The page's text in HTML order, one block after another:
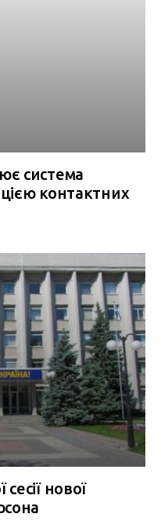
система
контактних
нової